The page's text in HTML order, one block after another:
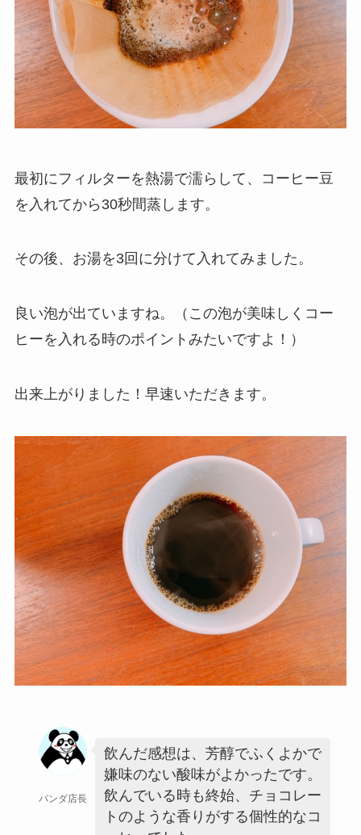
最初にフィルターを熱湯で濡らして、コーヒー豆
を入れてから30秒間蒸します。
その後、お湯を3回に分けて入れてみました。
良い泡が出ていますね。（この泡が美味しくコー
ヒーを入れる時のポイントみたいですよ！）
出来上がりました！早速いただきます。
パンダ店長
飲んだ感想は、芳醇でふくよかで
嫌味のない酸味がよかったです。
飲んでいる時も終始、チョコレー
トのような香りがする個性的なコ